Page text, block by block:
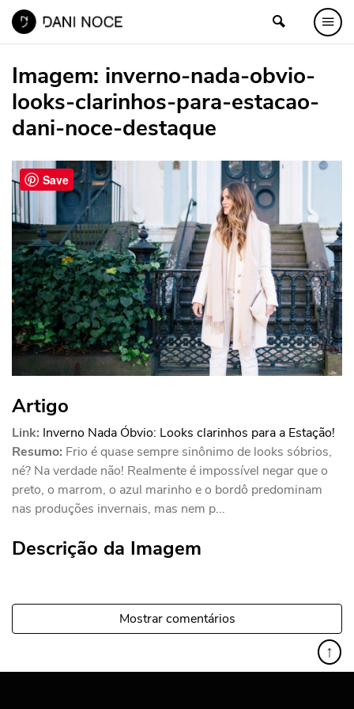
Imagem: inverno-nada-obvio-
looks-clarinhos-para-estacao-
dani-noce-destaque
Artigo
Link: Inverno Nada Óbvio: Looks clarinhos para a Estação!
Resumo: Frio é quase sempre sinônimo de looks sóbrios,
né? Na verdade não! Realmente é impossível negar que o
preto, o marrom, o azul marinho e o bordô predominam
nas produções invernais, mas nem p...
Descrição da Imagem
Mostrar comentários
↑
Save